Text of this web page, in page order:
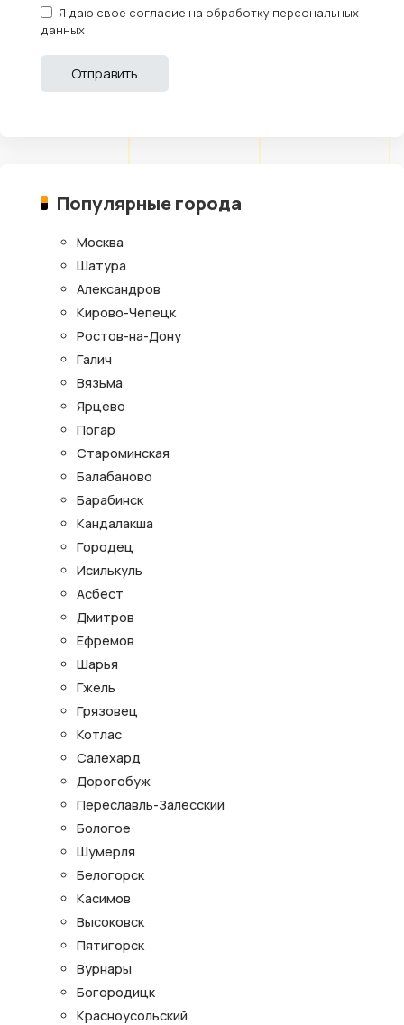
Я даю свое согласие на обработку персональных
данных
Популярные города
Москва
Шатура
Александров
Кирово-Чепецк
Ростов-на-Дону
Галич
Вязьма
Ярцево
Погар
Староминская
Балабаново
Барабинск
Кандалакша
Городец
Исилькуль
Асбест
Дмитров
Ефремов
Шарья
Гжель
Грязовец
Котлас
Салехард
Дорогобуж
Переславль-Залесский
Бологое
Шумерля
Белогорск
Касимов
Высоковск
Пятигорск
Вурнары
Богородицк
Красноусольский